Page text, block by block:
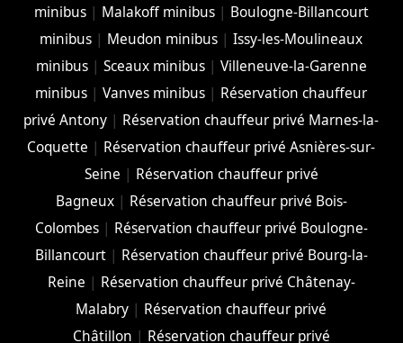
minibus| Malakoff minibus| Boulogne-Billancourt
minibus | Meudon minibus |Issy-les-Moulineaux
minibus| Sceaux minibus| Villeneuve-la-Garenne
minibus |Vanves minibus | Réservation chauffeur
privé Antony | Réservation chauffeur privé Marnes-la-
Coquette | Réservation chauffeur privé Asnières-sur-
Seine | Réservation chauffeur privé
Bagneux| Réservation chauffeur privé Bois-
Colombes| Réservation chauffeur privé Boulogne-
Billancourt| Réservation chauffeur privé Bourg-la-
Reine | Réservation chauffeur privé Châtenay-
Malabry | Réservation chauffeur privé
Châtillon | Réservation chauffeur privé